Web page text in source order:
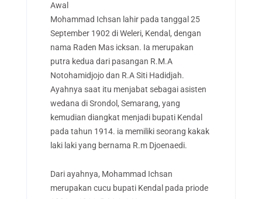
Awal
Mohammad Ichsan lahir pada tanggal 25
September 1902 di Weleri, Kendal, dengan
nama Raden Mas icksan. Ia merupakan
putra kedua dari pasangan R.M.A
Notohamidjojo dan R.A Siti Hadidjah.
Ayahnya saat itu menjabat sebagai asisten
wedana di Srondol, Semarang, yang
kemudian diangkat menjadi bupati Kendal
pada tahun 1914. ia memiliki seorang kakak
laki laki yang bernama R.m Djoenaedi.
Dari ayahnya, Mohammad Ichsan
merupakan cucu bupati Kendal pada priode